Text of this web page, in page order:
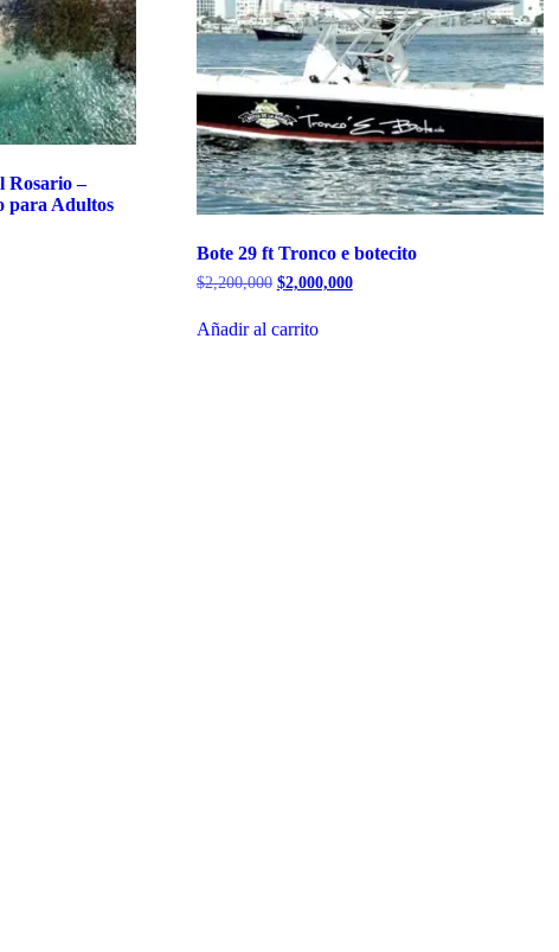
Rosario –
para Adultos
Bote 29 ft Tronco e botecito
$2,200,000 El
original
era:
$2,000,000El
Añadir al carrito